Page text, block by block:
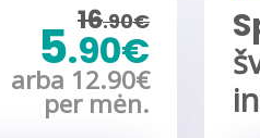
16.90€
5.90€
arba 12.90€
per mėn.